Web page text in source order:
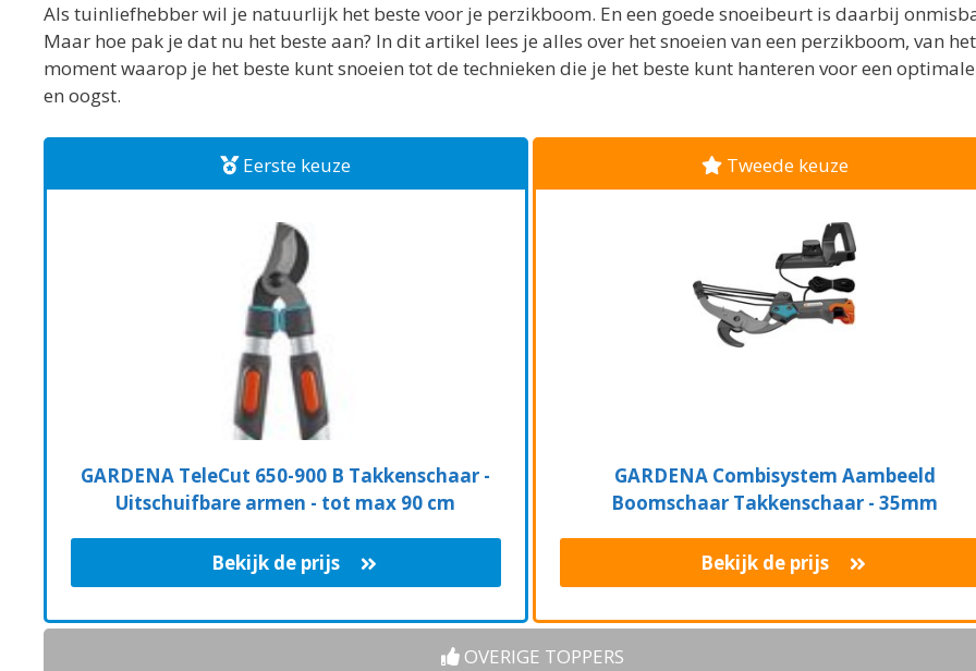
Als tuinliefhebber wil je natuurlijk het beste voor je perzikboom. En een goede snoeibeurt is daarbij
Maar hoe pak je dat nu het beste aan? In dit artikel lees je alles over het snoeien van een perzikboom, van het
moment waarop je het beste kunt snoeien tot de technieken die je het beste kunt hanteren voor een
en oogst.
Eerste keuze
GARDENA TeleCut 650-900 B Takkenschaar -
Uitschuifbare armen - tot max 90 cm
Bekijk de prijs
Tweede keuze
GARDENA Combisystem Aambeeld
Boomschaar Takkenschaar - 35mm
Bekijk de prijs
OVERIGE TOPPERS